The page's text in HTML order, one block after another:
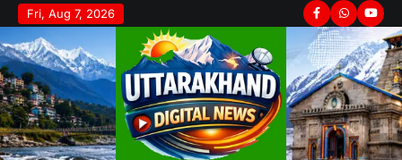
Skip
to
content
Fri, Aug 7, 2026 Facebook
Whatsapp